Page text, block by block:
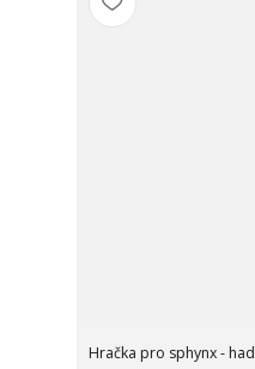
Hračka pro sphynx - had